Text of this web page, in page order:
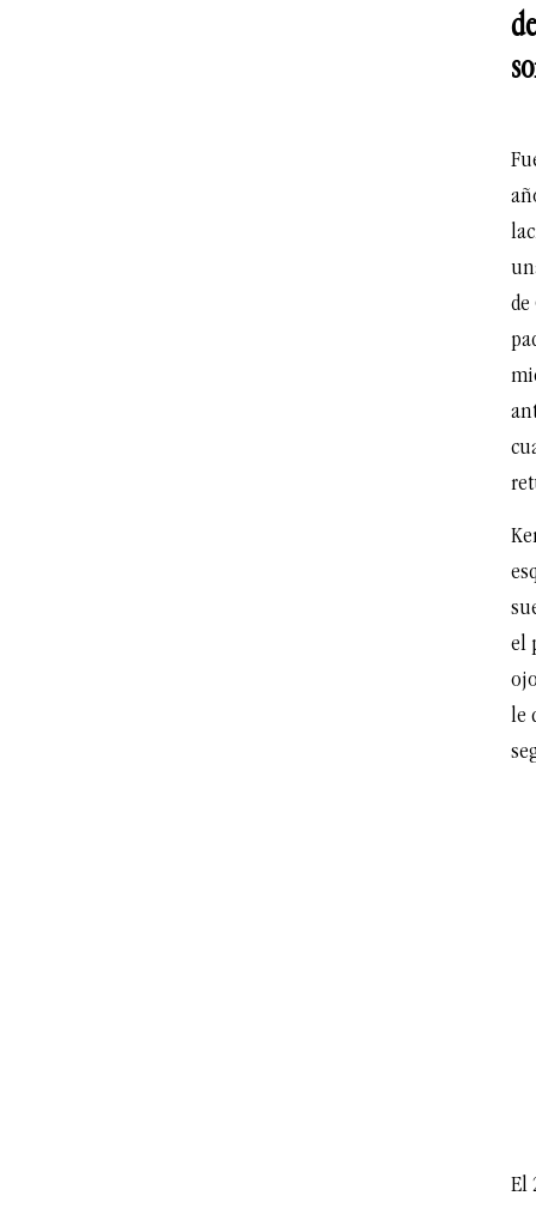
el
le
El